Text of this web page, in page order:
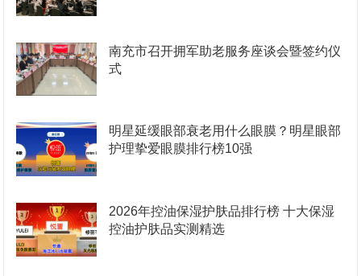
南充市召开拥军助老服务座谈会暨签约仪
式
明星延缓眼部衰老用什么眼膜？明星眼部
护理挚爱眼膜排行榜10强
2026年控油保湿护肤品排行榜 十大保湿
控油护肤品实测精选